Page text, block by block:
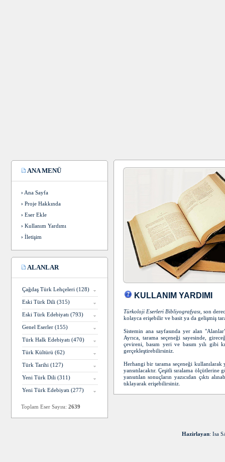
ANA MENÜ
› Ana Sayfa
› Proje Hakkında
› Eser Ekle
› Kullanım Yardımı
› İletişim
ALANLAR
Çağdaş Türk Lehçeleri (128)
Eski Türk Dili (315)
Eski Türk Edebiyatı (793)
Genel Eserler (155)
Türk Halk Edebiyatı (470)
Türk Kültürü (62)
Türk Tarihi (127)
Yeni Türk Dili (311)
Yeni Türk Edebiyatı (277)
Toplam Eser Sayısı: 2639
KULLANIM YARDIMI
Türkoloji Eserleri Bibliyografyası, son
kolayca erişebilir ve basit ya da gelişmiş
Sistemin ana sayfasında yer alan
Ayrıca, tarama seçeneği sayesinde,
çevireni, basım yeri ve basım yılı gibi
gerçekleştirebilirsiniz.
Herhangi bir tarama seçeneği
yansıtılacaktır. Çeşitli sıralama
yansıtılan sonuçların yazıcıdan çıktı
tıklayarak erişebilirsiniz.
Hazirlayan: Isa